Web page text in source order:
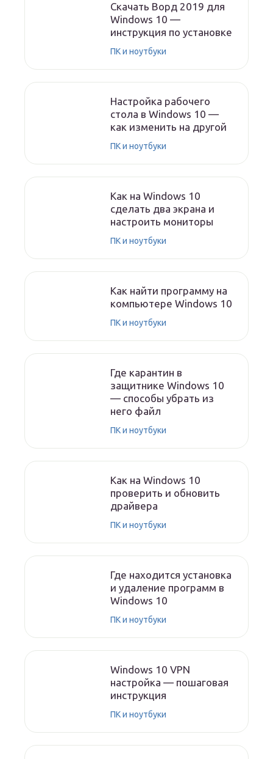
Скачать Ворд 2019 для
Windows 10 —
инструкция по установке
ПК и ноутбуки
Настройка рабочего
стола в Windows 10 —
как изменить на другой
ПК и ноутбуки
Как на Windows 10
сделать два экрана и
настроить мониторы
ПК и ноутбуки
Как найти программу на
компьютере Windows 10
ПК и ноутбуки
Где карантин в
защитнике Windows 10
— способы убрать из
него файл
ПК и ноутбуки
Как на Windows 10
проверить и обновить
драйвера
ПК и ноутбуки
Где находится установка
и удаление программ в
Windows 10
ПК и ноутбуки
Windows 10 VPN
настройка — пошаговая
инструкция
ПК и ноутбуки